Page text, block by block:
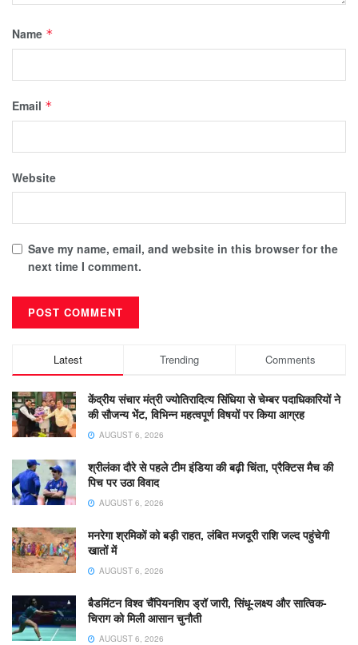
Name *
Email *
Website
Save my name, email, and website in this browser for the
next time I comment.
Latest Trending Comments
केंद्रीय संचार मंत्री ज्योतिरादित्य सिंधिया से चेम्बर पदाधिकारियों ने
की सौजन्य भेंट, विभिन्न महत्वपूर्ण विषयों पर किया आग्रह
AUGUST 6, 2026
श्रीलंका दौरे से पहले टीम इंडिया की बढ़ी चिंता, प्रैक्टिस मैच की
पिच पर उठा विवाद
AUGUST 6, 2026
मनरेगा श्रमिकों को बड़ी राहत, लंबित मजदूरी राशि जल्द पहुंचेगी
खातों में
AUGUST 6, 2026
बैडमिंटन विश्व चैंपियनशिप ड्रॉ जारी, सिंधू-लक्ष्य और सात्विक-
चिराग को मिली आसान चुनौती
AUGUST 6, 2026